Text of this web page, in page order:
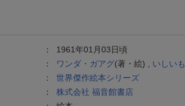
： 1961年01月03日頃
： ワンダ・ガアグ(著・絵) , いしい
： 世界傑作絵本シリーズ
： 株式会社 福音館書店